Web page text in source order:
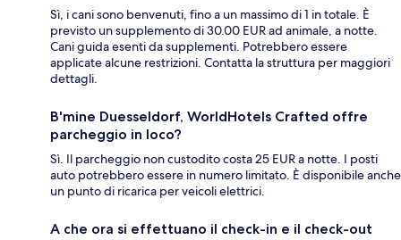
Sì, i cani sono benvenuti, fino a un massimo di 1 in totale. È
previsto un supplemento di 30.00 EUR ad animale, a notte.
Cani guida esenti da supplementi. Potrebbero essere
applicate alcune restrizioni. Contatta la struttura per maggiori
dettagli.
B'mine Duesseldorf, WorldHotels Crafted offre
parcheggio in loco?
Sì. Il parcheggio non custodito costa 25 EUR a notte. I posti
auto potrebbero essere in numero limitato. È disponibile anche
un punto di ricarica per veicoli elettrici.
A che ora si effettuano il check-in e il check-out